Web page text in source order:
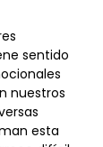
sentido
nuestros
esta